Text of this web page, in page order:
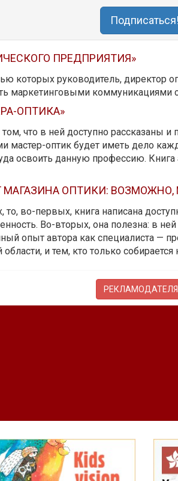
Подписаться!
ПРЕДПРИЯТИЯ»
которых руководитель, директор
маркетинговыми коммуникациями
ОПТИКА»
что в ней доступно рассказаны
оптик будет иметь дело
освоить данную профессию.
ОПТИКИ: ВОЗМОЖНО,
то, во-первых, книга написана
Во-вторых, она полезна: в
опыт автора как специалиста —
и тем, кто только собирается